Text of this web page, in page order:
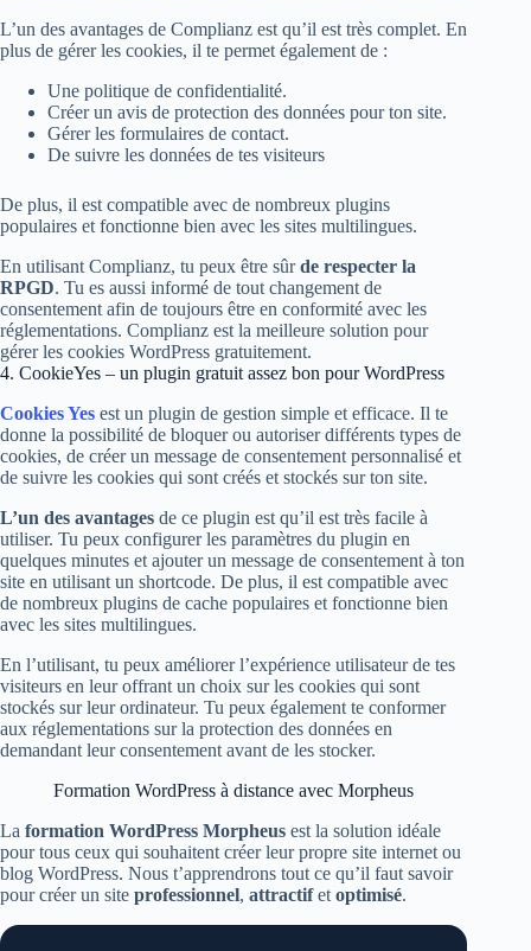
L’un des avantages de Complianz est qu’il est très complet. En
plus de gérer les cookies, il te permet également de :
Une politique de confidentialité.
Créer un avis de protection des données pour ton site.
Gérer les formulaires de contact.
De suivre les données de tes visiteurs
De plus, il est compatible avec de nombreux plugins
populaires et fonctionne bien avec les sites multilingues.
En utilisant Complianz, tu peux être sûrde respecter la
RPGD. Tu es aussi informé de tout changement de
consentement afin de toujours être en conformité avec les
réglementations. Complianz est la meilleure solution pour
gérer les cookies WordPress gratuitement.
4. CookieYes – un plugin gratuit assez bon pour WordPress
Cookies Yes est un plugin de gestion simple et efficace. Il te
donne la possibilité de bloquer ou autoriser différents types de
cookies, de créer un message de consentement personnalisé et
de suivre les cookies qui sont créés et stockés sur ton site.
L’un des avantages de ce plugin est qu’il est très facile à
utiliser. Tu peux configurer les paramètres du plugin en
quelques minutes et ajouter un message de consentement à ton
site en utilisant un shortcode. De plus, il est compatible avec
de nombreux plugins de cache populaires et fonctionne bien
avec les sites multilingues.
En l’utilisant, tu peux améliorer l’expérience utilisateur de tes
visiteurs en leur offrant un choix sur les cookies qui sont
stockés sur leur ordinateur. Tu peux également te conformer
aux réglementations sur la protection des données en
demandant leur consentement avant de les stocker.
Formation WordPress à distance avec Morpheus
La formation WordPress Morpheus est la solution idéale
pour tous ceux qui souhaitent créer leur propre site internet ou
blog WordPress. Nous t’apprendrons tout ce qu’il faut savoir
pour créer un site professionnel, attractifet optimisé.